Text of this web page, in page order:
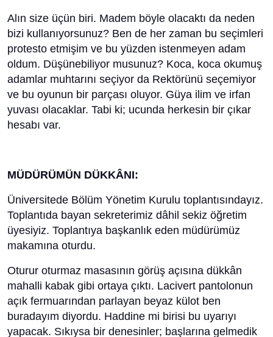
Alın size üçün biri. Madem böyle olacaktı da neden
bizi kullanıyorsunuz? Ben de her zaman bu seçimleri
protesto etmişim ve bu yüzden istenmeyen adam
oldum. Düşünebiliyor musunuz? Koca, koca okumuş
adamlar muhtarını seçiyor da Rektörünü seçemiyor
ve bu oyunun bir parçası oluyor. Güya ilim ve irfan
yuvası olacaklar. Tabi ki; ucunda herkesin bir çıkar
hesabı var.
MÜDÜRÜMÜN DÜKKÂNI:
Üniversitede Bölüm Yönetim Kurulu toplantısındayız.
Toplantıda bayan sekreterimiz dâhil sekiz öğretim
üyesiyiz. Toplantıya başkanlık eden müdürümüz
makamına oturdu.
Oturur oturmaz masasının görüş açısına dükkân
mahalli kabak gibi ortaya çıktı. Lacivert pantolonun
açık fermuarından parlayan beyaz külot ben
buradayım diyordu. Haddine mi birisi bu uyarıyı
yapacak. Sıkıysa bir denesinler; başlarına gelmedik